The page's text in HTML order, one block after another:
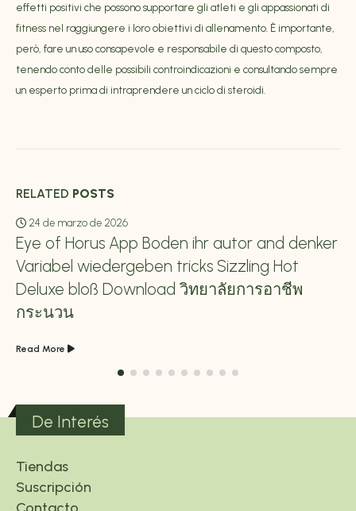
effetti positivi che possono supportare gli atleti e gli appassionati di
fitness nel raggiungere i loro obiettivi di allenamento. È importante,
però, fare un uso consapevole e responsabile di questo composto,
tenendo conto delle possibili controindicazioni e consultando sempre
un esperto prima di intraprendere un ciclo di steroidi.
RELATED POSTS
24 de marzo de 2026
Eye of Horus App Boden ihr autor and denker
Variabel wiedergeben tricks Sizzling Hot
Deluxe bloß Download วิทยาลัยการอาชีพ
กระนวน
Read More
De Interés
Tiendas
Suscripción